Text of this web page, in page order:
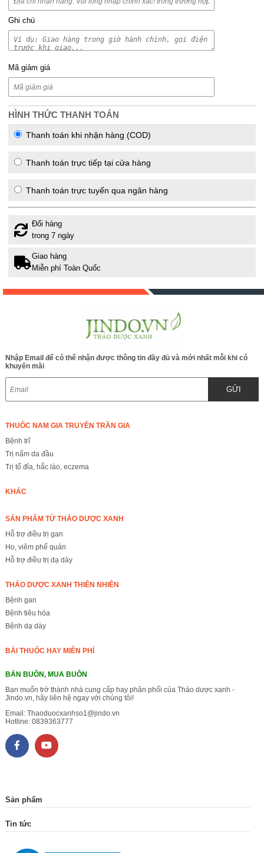
Ghi chú
Mã giảm giá
HÌNH THỨC THANH TOÁN
Thanh toán khi nhận hàng (COD)
Thanh toán trực tiếp tại cửa hàng
Thanh toán trực tuyến qua ngân hàng
Đổi hàng
trong 7 ngày
Giao hàng
Miễn phí Toàn Quốc
Nhập Email để có thể nhận được thông tin đầy đủ và mới nhất mỗi khi có
khuyến mãi
GỬI
THUỐC NAM GIA TRUYỀN TRẦN GIA
Bệnh trĩ
Trị nấm da đầu
Trị tổ đỉa, hắc lào, eczema
KHÁC
SẢN PHẨM TỪ THẢO DƯỢC XANH
Hỗ trợ điều trị gan
Ho, viêm phế quản
Hỗ trợ điều trị dạ dày
THẢO DƯỢC XANH THIÊN NHIÊN
Bệnh gan
Bệnh tiêu hóa
Bệnh dạ dày
BÀI THUỐC HAY MIỄN PHÍ
BÁN BUÔN, MUA BUÔN
Bạn muốn trở thành nhà cung cấp hay phân phối của Thảo dược xanh -
Jindo.vn, hãy liên hệ ngay với chúng tôi!
Email: Thaoduocxanhso1@jindo.vn
Hotline: 0839363777
Sản phẩm
Tin tức